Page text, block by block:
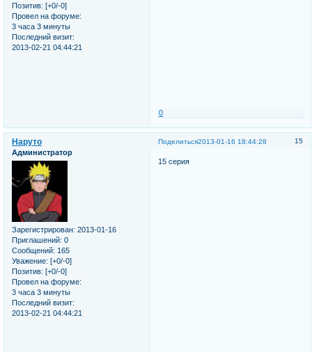
Позитив: [+0/-0]
Провел на форуме:
3 часа 3 минуты
Последний визит:
2013-02-21 04:44:21
0
Поделиться 15
2013-01-16 18:44:28
Наруто
Администратор
Зарегистрирован: 2013-01-16
Приглашений: 0
Сообщений: 165
Уважение: [+0/-0]
Позитив: [+0/-0]
Провел на форуме:
3 часа 3 минуты
Последний визит:
2013-02-21 04:44:21
15 серия